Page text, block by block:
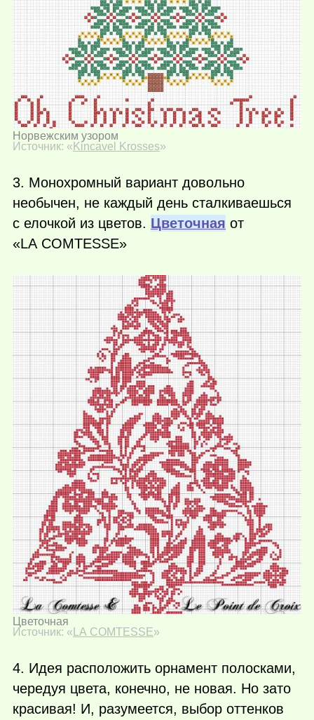
Норвежским узором
Источник: « Kincavel Krosses»
3. Монохромный вариант довольно
необычен, не каждый день сталкиваешься
с елочкой из цветов. Цветочная от
«LA COMTESSE»
Цветочная
Источник: « LA COMTESSE»
4. Идея расположить орнамент полосками,
чередуя цвета, конечно, не новая. Но зато
красивая! И, разумеется, выбор оттенков